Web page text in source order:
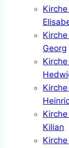
Georg
Kilian